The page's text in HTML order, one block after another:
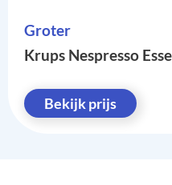
Groter
Krups Nespresso
Bekijk prijs